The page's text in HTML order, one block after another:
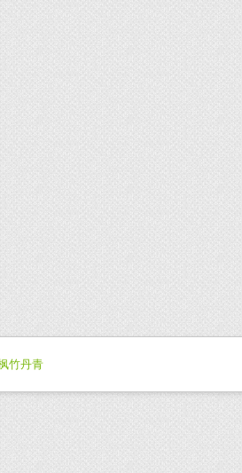
竹丹青